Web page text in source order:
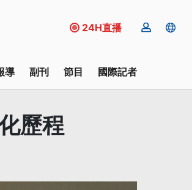
24H直播
導 副刊 節目 國際記者
歷程